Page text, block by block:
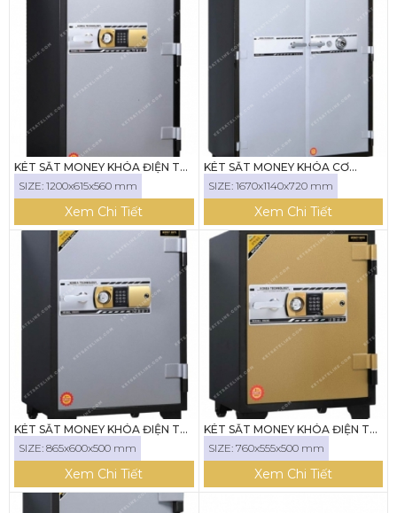
KÉT SẮT MONEY KHÓA ĐIỆN TỬ
MNS-120E
SIZE: 1200x615x560 mm
Xem Chi Tiết
KÉT SẮT MONEY KHÓA CƠ
MNSD-167C
SIZE: 1670x1140x720 mm
Xem Chi Tiết
KÉT SẮT MONEY KHÓA ĐIỆN TỬ
SIZE: 865x600x500 mm
Xem Chi Tiết
KÉT SẮT MONEY KHÓA ĐIỆN TỬ
SIZE: 760x555x500 mm
Xem Chi Tiết